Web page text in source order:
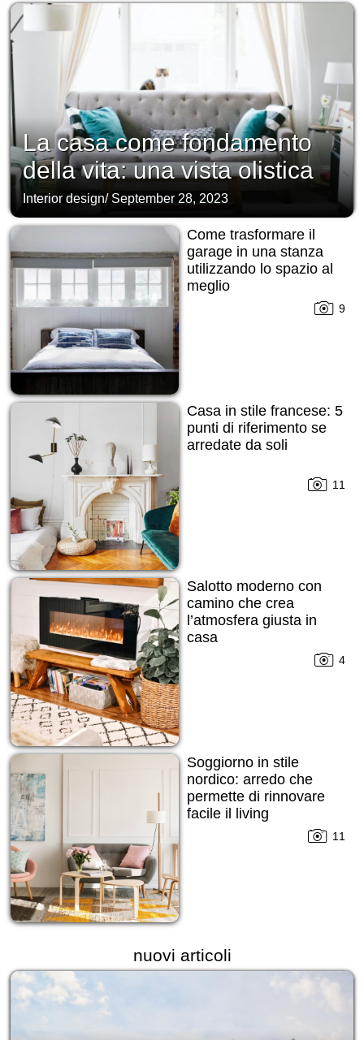
La casa come fondamento
della vita: una vista olistica
Interior design/ September 28, 2023
Come trasformare il
garage in una stanza
utilizzando lo spazio al
meglio
9
Casa in stile francese: 5
punti di riferimento se
arredate da soli
11
Salotto moderno con
camino che crea
l’atmosfera giusta in
casa
4
Soggiorno in stile
nordico: arredo che
permette di rinnovare
facile il living
11
nuovi articoli